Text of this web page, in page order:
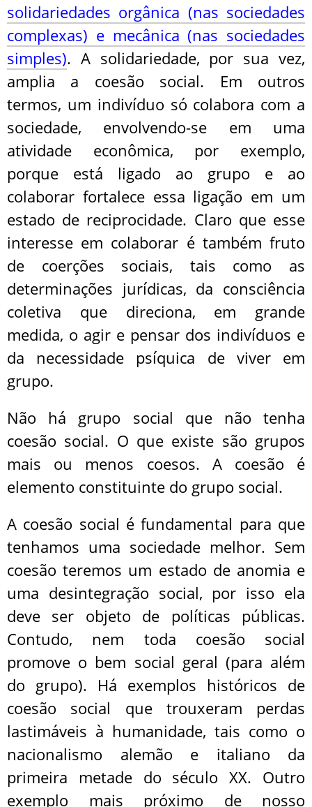
solidariedades orgânica (nas sociedades
complexas) e mecânica (nas sociedades
simples). A solidariedade, por sua vez,
amplia a coesão social. Em outros
termos, um indivíduo só colabora com a
sociedade, envolvendo-se em uma
atividade econômica, por exemplo,
porque está ligado ao grupo e ao
colaborar fortalece essa ligação em um
estado de reciprocidade. Claro que esse
interesse em colaborar é também fruto
de coerções sociais, tais como as
determinações jurídicas, da consciência
coletiva que direciona, em grande
medida, o agir e pensar dos indivíduos e
da necessidade psíquica de viver em
grupo.
Não há grupo social que não tenha
coesão social. O que existe são grupos
mais ou menos coesos. A coesão é
elemento constituinte do grupo social.
A coesão social é fundamental para que
tenhamos uma sociedade melhor. Sem
coesão teremos um estado de anomia e
uma desintegração social, por isso ela
deve ser objeto de políticas públicas.
Contudo, nem toda coesão social
promove o bem social geral (para além
do grupo). Há exemplos históricos de
coesão social que trouxeram perdas
lastimáveis à humanidade, tais como o
nacionalismo alemão e italiano da
primeira metade do século XX. Outro
exemplo mais próximo de nosso